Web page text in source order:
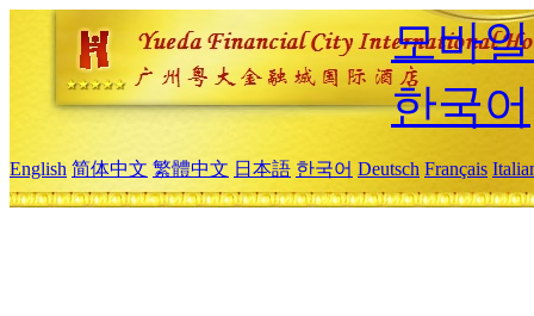
모바
한국어
English 简体中文 繁體中文 日本語 한국어 Deutsch Français